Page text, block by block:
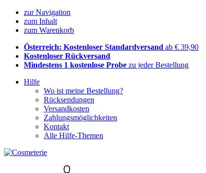
zur Navigation
zum Inhalt
zum Warenkorb
Österreich: Kostenloser Standardversand ab € 39,90
Kostenloser Rückversand
Mindestens 1 kostenlose Probe zu jeder Bestellung
Hilfe
Wo ist meine Bestellung?
Rücksendungen
Versandkosten
Zahlungsmöglichkeiten
Kontakt
Alle Hilfe-Themen